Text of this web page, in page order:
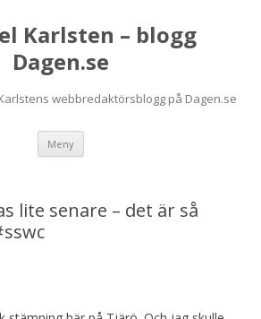
Karlsten – blogg
Dagen.se
webbredaktörsblogg på Dagen.se
Meny
lite senare – det är så